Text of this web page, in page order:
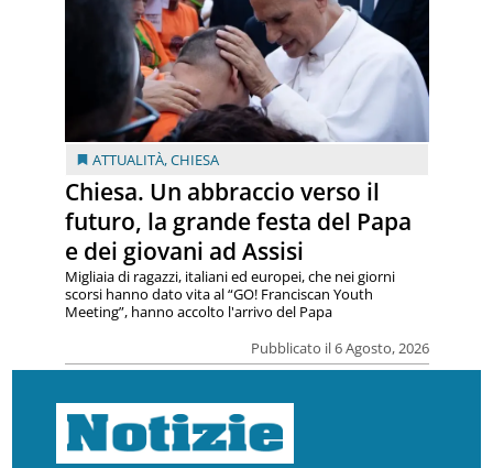
ATTUALITÀ,CHIESA
Chiesa. Un abbraccio verso il
futuro, la grande festa del Papa
e dei giovani ad Assisi
Pubblicato il 6 Agosto, 2026
Migliaia di ragazzi, italiani ed europei, che nei giorni
scorsi hanno dato vita al “GO! Franciscan Youth
Meeting”, hanno accolto l'arrivo del Papa